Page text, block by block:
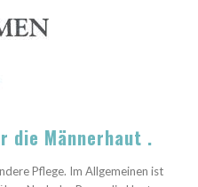
die Männerhaut .
Pflege. Im Allgemeinen ist